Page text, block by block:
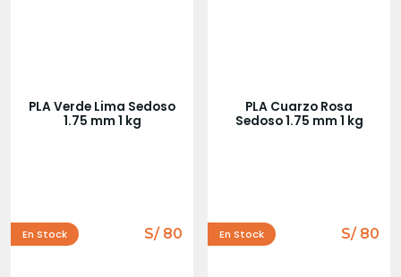
PLA Verde Lima Sedoso
1.75 mm 1 kg
En Stock S/ 80
PLA Cuarzo Rosa
Sedoso 1.75 mm 1 kg
En Stock S/ 80